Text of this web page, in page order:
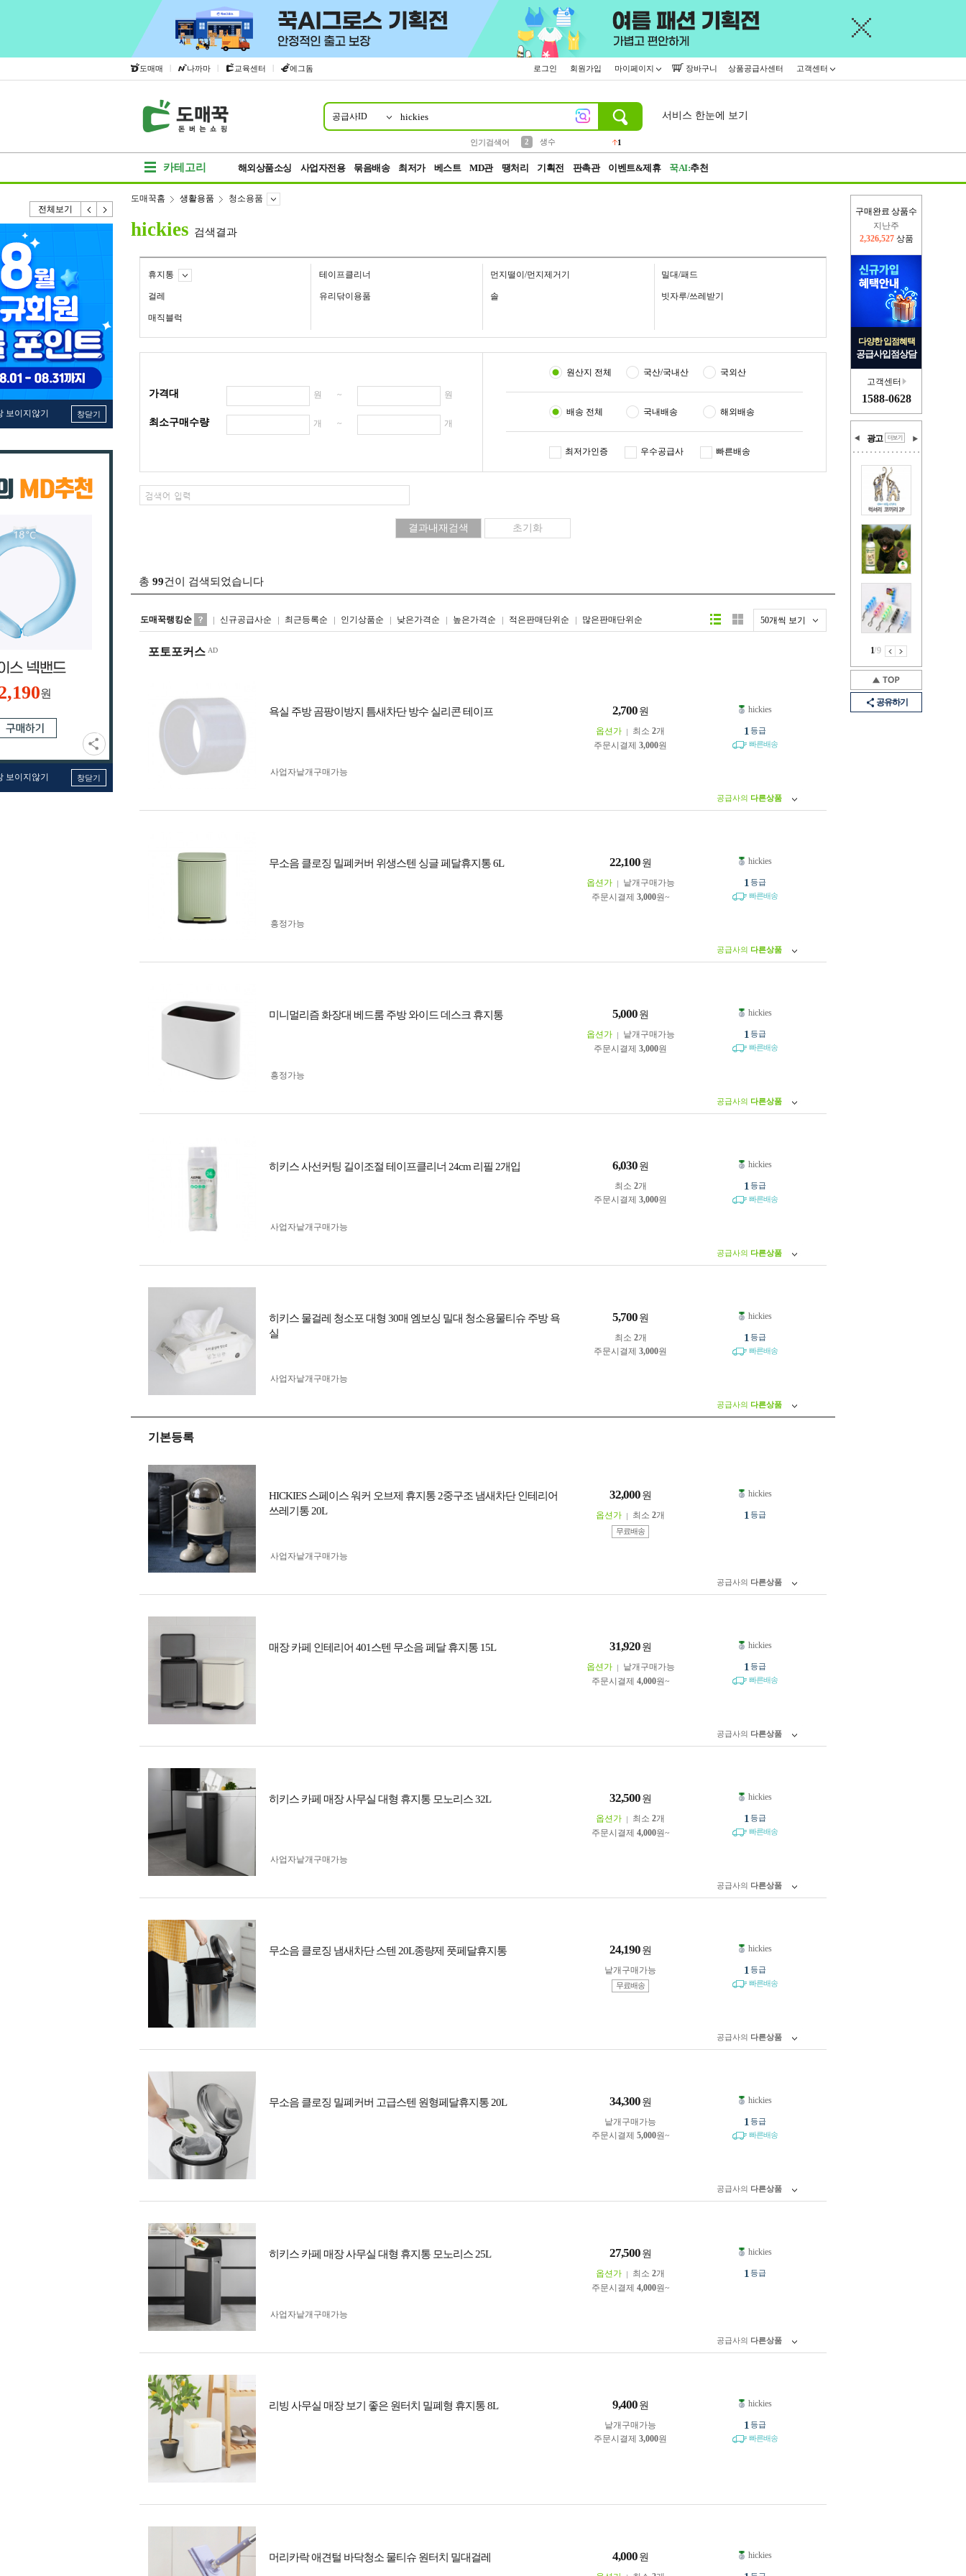
도매매 | 나까마 | 교육센터 | 에그돔 로그인 회원가입 마이페이지 장바구니 상품공급사센터 고객센터
공급사ID
인기검색어
2
생수
1
서비스 한눈에 보기
카테고리 해외상품소싱 사업자전용 묶음배송 최저가 베스트 MD관 땡처리 기획전 판촉관 이벤트&제휴 꾹AI:추천
전체보기
보이지않기 창닫기
원
보이지않기 창닫기
구매완료 상품수
지난주
2,326,527상품
이번주
다양한 입점혜택
공급사입점상담
고객센터
1588-0628
광고
1/9
공유하기
도매꾹홈 생활용품 청소용품
hickies 검색결과
휴지통 테이프클리너 먼지떨이/먼지제거기 밀대/패드
걸레 유리닦이용품 솔 빗자루/쓰레받기
매직블럭
가격대 원 ~ 원
최소구매수량 개 ~ 개
원산지 전체 국산/국내산 국외산
배송 전체 국내배송 해외배송
최저가인증 우수공급사 빠른배송
총 99건이 검색되었습니다
도매꾹랭킹순 신규공급사순 최근등록순 인기상품순 낮은가격순 높은가격순 적은판매단위순 많은판매단위순 50개씩 보기
리스트형갤러리형
포토포커스
욕실 주방 곰팡이방지 틈새차단 방수 실리콘 테이프 2,700 원
옵션가 최소 2개
주문시결제 3,000원
사업자 낱개구매가능
hickies
1 등급
빠른배송
공급사의 다른상품
무소음 클로징 밀폐커버 위생스텐 싱글 페달휴지통 6L 22,100 원
옵션가
낱개구매가능
주문시결제 3,000원~
흥정가능
hickies
1 등급
빠른배송
공급사의 다른상품
미니멀리즘 화장대 베드룸 주방 와이드 데스크 휴지통 5,000 원
옵션가
낱개구매가능
주문시결제 3,000원
흥정가능
hickies
1 등급
빠른배송
공급사의 다른상품
히키스 사선커팅 길이조절 테이프클리너 24cm 리필 2개입 6,030 원
최소 2개
주문시결제 3,000원
사업자 낱개구매가능
hickies
1 등급
빠른배송
공급사의 다른상품
히키스 물걸레 청소포 대형 30매 엠보싱 밀대 청소용물티슈 주방 욕
실
5,700 원
최소 2개
주문시결제 3,000원
사업자 낱개구매가능
hickies
1 등급
빠른배송
공급사의 다른상품
기본등록
HICKIES 스페이스 워커 오브제 휴지통 2중구조 냄새차단 인테리어
쓰레기통 20L
32,000 원
옵션가 최소 2개
무료배송
사업자 낱개구매가능
hickies
1 등급
공급사의 다른상품
매장 카페 인테리어 401스텐 무소음 페달 휴지통 15L 31,920 원
옵션가
낱개구매가능
주문시결제 4,000원~
hickies
1 등급
빠른배송
공급사의 다른상품
히키스 카페 매장 사무실 대형 휴지통 모노리스 32L 32,500 원
옵션가 최소 2개
주문시결제 4,000원~
사업자 낱개구매가능
hickies
1 등급
빠른배송
공급사의 다른상품
무소음 클로징 냄새차단 스텐 20L종량제 풋페달휴지통 24,190 원
낱개구매가능
무료배송
hickies
1 등급
빠른배송
공급사의 다른상품
무소음 클로징 밀폐커버 고급스텐 원형페달휴지통 20L 34,300 원
낱개구매가능
주문시결제 5,000원~
hickies
1 등급
빠른배송
공급사의 다른상품
히키스 카페 매장 사무실 대형 휴지통 모노리스 25L 27,500 원
옵션가 최소 2개
주문시결제 4,000원~
사업자 낱개구매가능
hickies
1 등급
공급사의 다른상품
리빙 사무실 매장 보기 좋은 원터치 밀폐형 휴지통 8L 9,400 원
낱개구매가능
주문시결제 3,000원
hickies
1 등급
빠른배송
머리카락 애견털 바닥청소 물티슈 원터치 밀대걸레 4,000 원 hickies